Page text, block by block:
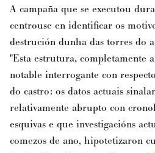
A campaña que se executou
centrouse en identificar os
destrución dunha das torres do
"Esta estrutura, completamente
notable interrogante con
do castro: os datos actuais
relativamente abrupto con
esquivas e que investigacións
comezos de ano, hipotetizaron